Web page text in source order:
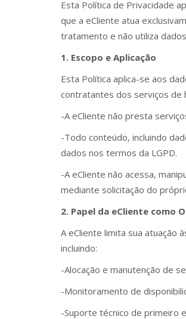
Esta Política de Privacidade
que a eCliente atua
tratamento e não utiliza
1. Escopo e Aplicação
Esta Política aplica-se aos
contratantes dos serviços de
-A eCliente não presta
-Todo conteúdo, incluindo
dados nos termos da LGPD.
-A eCliente não acessa,
mediante solicitação do
2. Papel da eCliente como
A eCliente limita sua atuação
incluindo:
-Alocação e manutenção de
-Monitoramento de
-Suporte técnico de primeiro